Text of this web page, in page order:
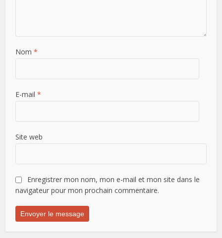
Nom*
E-mail*
Site web
Enregistrer mon nom, mon e-mail et mon site dans le
navigateur pour mon prochain commentaire.